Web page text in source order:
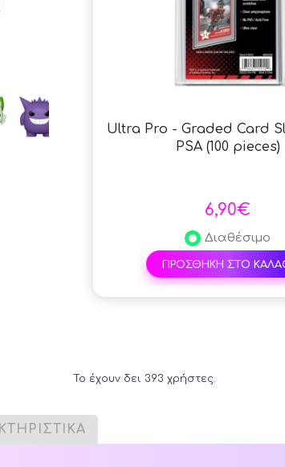
Το έχουν δει 393 χρήστες.
Ultra Pro - Graded Card
PSA (100 pieces)
6,90€
Διαθέσιμο
ΠΡΟΣΘΗΚΗ ΣΤΟ